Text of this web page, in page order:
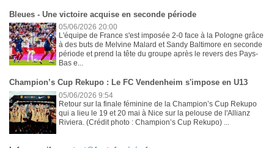
Bleues - Une victoire acquise en seconde période
05/06/2026 20:00
L'équipe de France s'est imposée 2-0 face à la Pologne grâce
à des buts de Melvine Malard et Sandy Baltimore en seconde
période et prend la tête du groupe après le revers des Pays-
Bas e...
Champion’s Cup Rekupo : Le FC Vendenheim s'impose en U13
05/06/2026 9:54
Retour sur la finale féminine de la Champion’s Cup Rekupo
qui a lieu le 19 et 20 mai à Nice sur la pelouse de l'Allianz
Riviera. (Crédit photo : Champion’s Cup Rekupo) ...